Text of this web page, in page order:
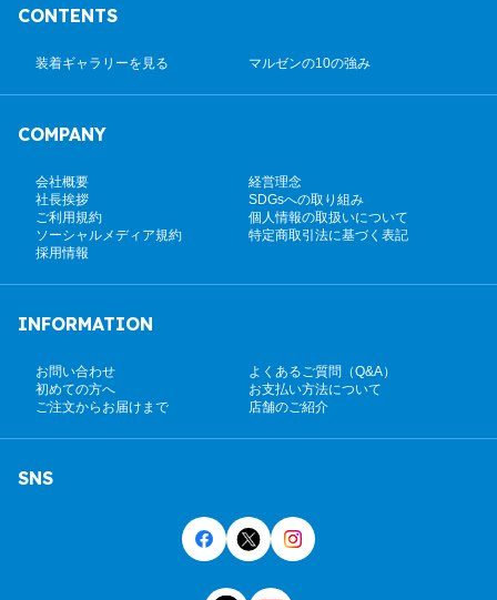
CONTENTS
装着ギャラリーを見る マルゼンの10の強み
COMPANY
会社概要
経営理念
社長挨拶
SDGsへの取り組み
ご利用規約
個人情報の取扱いについて
ソーシャルメディア規約
特定商取引法に基づく表記
採用情報
INFORMATION
お問い合わせ
よくあるご質問（Q&A）
初めての方へ
お支払い方法について
ご注文からお届けまで
店舗のご紹介
SNS